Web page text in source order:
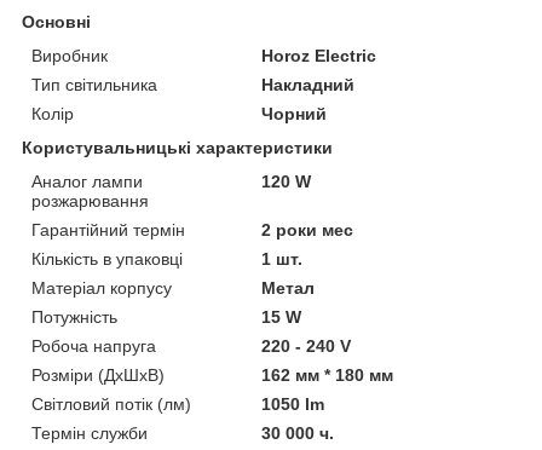
Основні
Виробник
Horoz Electric
Тип світильника
Накладний
Колір
Чорний
Користувальницькі характеристики
Аналог лампи
розжарювання
120 W
Гарантійний термін
2 роки мес
Кількість в упаковці
1 шт.
Матеріал корпусу
Метал
Потужність
15 W
Робоча напруга
220 - 240 V
Розміри (ДхШхВ)
162 мм * 180 мм
Світловий потік (лм)
1050 lm
Термін служби
30 000 ч.